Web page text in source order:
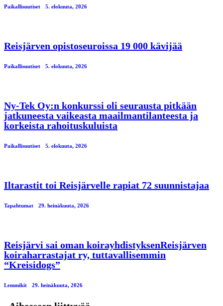
Paikallisuutiset 5. elokuuta, 2026
Reisjärven opistoseuroissa 19 000 kävijää
Paikallisuutiset 5. elokuuta, 2026
Ny-Tek Oy:n konkurssi oli seurausta pitkään
jatkuneesta vaikeasta maailmantilanteesta ja
korkeista rahoituskuluista
Paikallisuutiset 5. elokuuta, 2026
Iltarastit toi Reisjärvelle rapiat 72 suunnistajaa
Tapahtumat 29. heinäkuuta, 2026
Reisjärvi sai oman koirayhdistyksenReisjärven
koiraharrastajat ry, tuttavallisemmin
“Kreisidogs”
Lemmikit 29. heinäkuuta, 2026